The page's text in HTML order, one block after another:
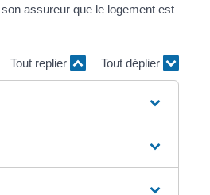
assureur que le logement est
Tout replier Tout déplier